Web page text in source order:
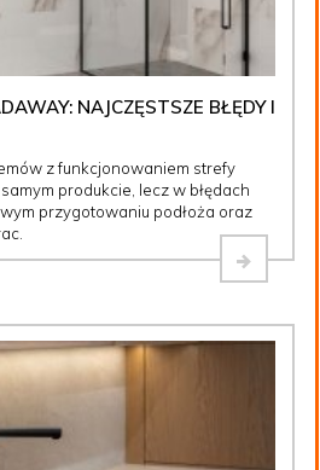
NAJCZĘSTSZE BŁĘDY I
z funkcjonowaniem strefy
produkcie, lecz w błędach
przygotowaniu podłoża oraz